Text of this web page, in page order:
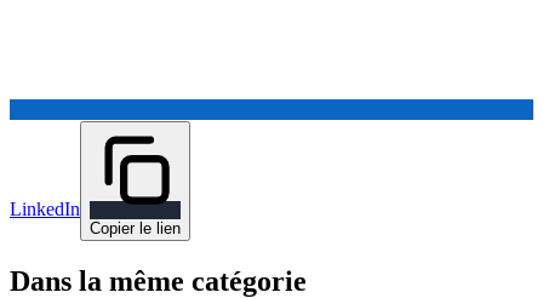
LinkedIn
Copier le lien
Dans la même catégorie